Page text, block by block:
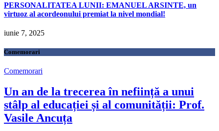
PERSONALITATEA LUNII: EMANUEL ARSINTE, un
virtuoz al acordeonului premiat la nivel mondial!
iunie 7, 2025
Comemorari
Comemorari
Un an de la trecerea în neființă a unui
stâlp al educației și al comunității: Prof.
Vasile Ancuța